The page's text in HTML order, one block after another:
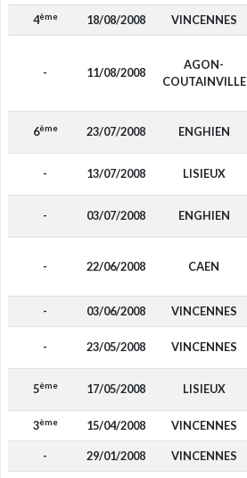
4ème 18/08/2008 VINCENNES
- 11/08/2008
AGON-
COUTAINVILLE
6ème 23/07/2008 ENGHIEN
- 13/07/2008 LISIEUX
- 03/07/2008 ENGHIEN
- 22/06/2008 CAEN
- 03/06/2008 VINCENNES
- 23/05/2008 VINCENNES
5ème 17/05/2008 LISIEUX
3ème 15/04/2008 VINCENNES
- 29/01/2008 VINCENNES